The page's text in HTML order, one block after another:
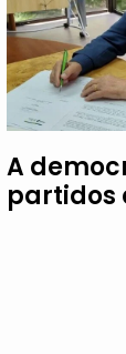
A
partidos